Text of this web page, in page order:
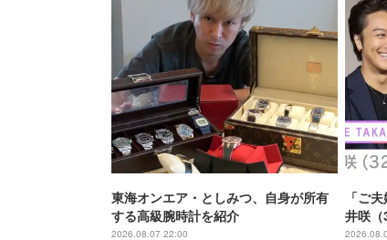
東海オンエア・としみつ、自身が所有
する高級腕時計を紹介
2026.08.07 22:00
「ご
井咲（
開